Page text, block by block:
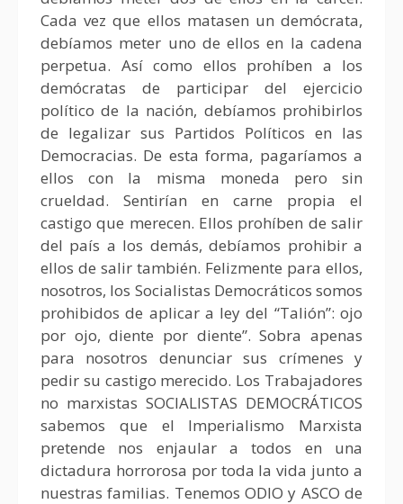
Cada vez que ellos matasen un demócrata,
debíamos meter uno de ellos en la cadena
perpetua. Así como ellos prohíben a los
demócratas de participar del ejercicio
político de la nación, debíamos prohibirlos
de legalizar sus Partidos Políticos en las
Democracias. De esta forma, pagaríamos a
ellos con la misma moneda pero sin
crueldad. Sentirían en carne propia el
castigo que merecen. Ellos prohíben de salir
del país a los demás, debíamos prohibir a
ellos de salir también. Felizmente para ellos,
nosotros, los Socialistas Democráticos somos
prohibidos de aplicar a ley del “Talión”: ojo
por ojo, diente por diente”. Sobra apenas
para nosotros denunciar sus crímenes y
pedir su castigo merecido. Los Trabajadores
no marxistas SOCIALISTAS DEMOCRÁTICOS
sabemos que el Imperialismo Marxista
pretende nos enjaular a todos en una
dictadura horrorosa por toda la vida junto a
nuestras familias. Tenemos ODIO y ASCO de